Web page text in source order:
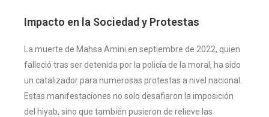
Impacto en la Sociedad y Protestas
La muerte de Mahsa Amini en septiembre de 2022, quien
falleció tras ser detenida por la policía de la moral, ha sido
un catalizador para numerosas protestas a nivel nacional.
Estas manifestaciones no solo desafiaron la imposición
del hiyab, sino que también pusieron de relieve las